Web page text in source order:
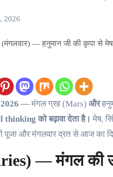
2026
2026 — मंगल ग्रह (Mars) और
को बढ़ावा देता है। मेष,
पूजा और मंगलवार व्रत से आज का
— मंगल